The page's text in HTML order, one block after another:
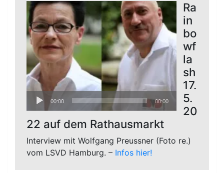
Audio-
Player
00:00 00:00
Ra
in
bo
wf
la
sh
17.
5.
20
22 auf dem Rathausmarkt
Interview mit Wolfgang Preussner (Foto re.)
vom LSVD Hamburg. – Infos hier!